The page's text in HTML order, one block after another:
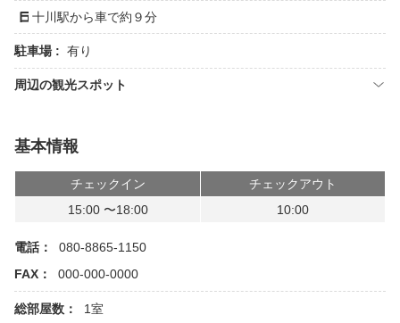
十川駅から車で約９分
駐車場 : 有り
周辺の観光スポット
基本情報
チェックイン
チェックアウト
15:00 〜18:00
10:00
電話：
080-8865-1150
FAX：
000-000-0000
総部屋数： 1室